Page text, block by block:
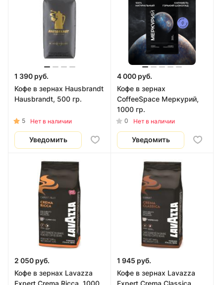
1 390 руб.
Кофе в зернах Hausbrandt
Hausbrandt, 500 гр.
5 Нет в наличии
Уведомить
4 000 руб.
Кофе в зернах
CoffeeSpace Меркурий,
1000 гр.
0 Нет в наличии
Уведомить
2 050 руб.
Кофе в зернах Lavazza
Expert Crema Ricca, 1000
1 945 руб.
Кофе в зернах Lavazza
Expert Crema Classica,